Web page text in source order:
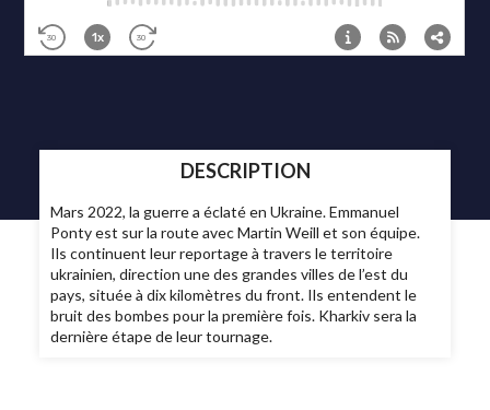
DESCRIPTION
Mars 2022, la guerre a éclaté en Ukraine. Emmanuel
Ponty est sur la route avec Martin Weill et son équipe.
Ils continuent leur reportage à travers le territoire
ukrainien, direction une des grandes villes de l’est du
pays, située à dix kilomètres du front. Ils entendent le
bruit des bombes pour la première fois. Kharkiv sera la
dernière étape de leur tournage.